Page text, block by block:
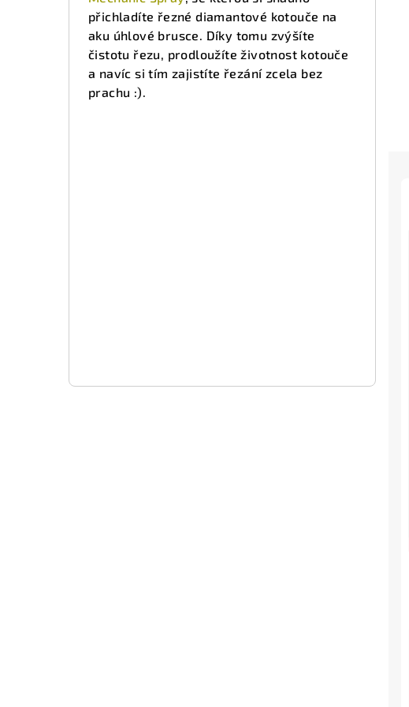
přichladíte řezné diamantové kotouče na
aku úhlové brusce. Díky tomu zvýšíte
čistotu řezu, prodloužíte životnost kotouče
a navíc si tím zajistíte řezání zcela bez
prachu :).